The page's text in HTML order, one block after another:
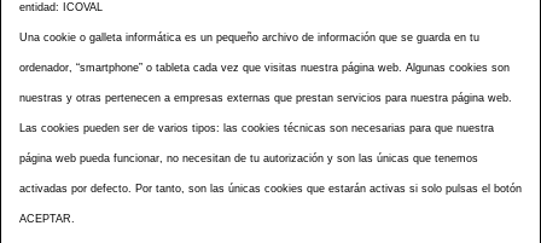
¿SABÍAS QUÉ?
CENTROS VETERINARIOS
TABLÓN ANUNCIOS
CURSOS Y EVENTOS
TÉRMINOS Y CONDICIONES
ESPECIAL COVID 19
NOTICIAS
entidad: ICOVAL
Una cookie o galleta informática es un pequeño archivo de información que se guarda en tu
ordenador, “smartphone” o tableta cada vez que visitas nuestra página web. Algunas cookies son
nuestras y otras pertenecen a empresas externas que prestan servicios para nuestra página web.
Las cookies pueden ser de varios tipos: las cookies técnicas son necesarias para que nuestra
página web pueda funcionar, no necesitan de tu autorización y son las únicas que tenemos
activadas por defecto. Por tanto, son las únicas cookies que estarán activas si solo pulsas el botón
ACEPTAR.